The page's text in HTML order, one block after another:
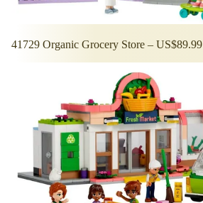
41729 Organic Grocery Store – US$89.99